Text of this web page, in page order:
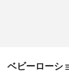
ベビーローシ